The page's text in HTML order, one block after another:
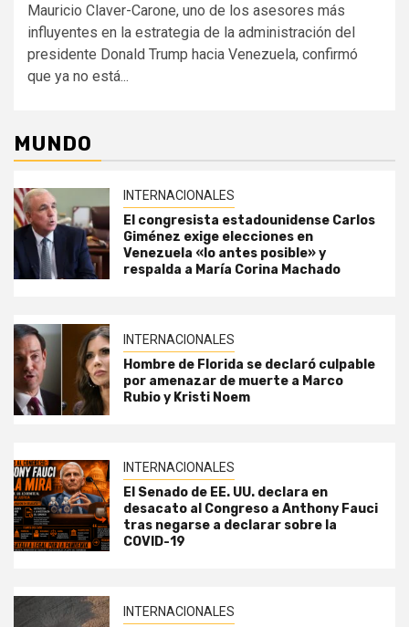
Mauricio Claver-Carone, uno de los asesores más
influyentes en la estrategia de la administración del
presidente Donald Trump hacia Venezuela, confirmó
que ya no está...
MUNDO
INTERNACIONALES
El congresista estadounidense Carlos
Giménez exige elecciones en
Venezuela «lo antes posible» y
respalda a María Corina Machado
INTERNACIONALES
Hombre de Florida se declaró culpable
por amenazar de muerte a Marco
Rubio y Kristi Noem
INTERNACIONALES
El Senado de EE. UU. declara en
desacato al Congreso a Anthony Fauci
tras negarse a declarar sobre la
COVID-19
INTERNACIONALES